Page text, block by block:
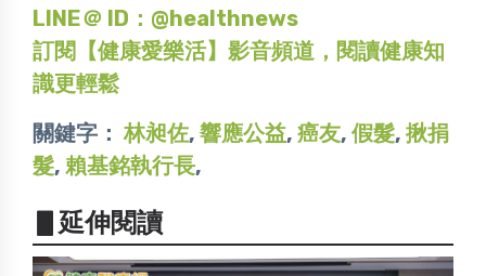
LINE＠ ID：@healthnews
訂閱【健康愛樂活】影音頻道，閱讀健康知
識更輕鬆
關鍵字：林昶佐,響應公益, 癌友, 假髮, 揪捐
髮, 賴基銘執行長,
▋延伸閱讀